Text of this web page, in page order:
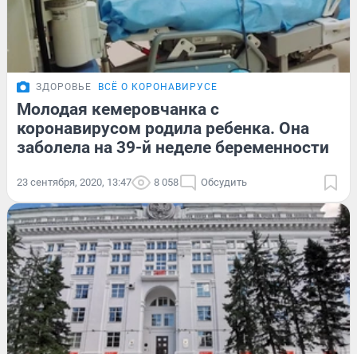
ЗДОРОВЬЕ ВСЁ О КОРОНАВИРУСЕ
Молодая кемеровчанка с
коронавирусом родила ребенка. Она
заболела на 39-й неделе беременности
23 сентября, 2020, 13:47 8 058 Обсудить